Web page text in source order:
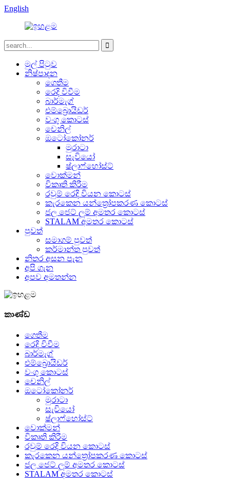
English
මුල් පිටුව
නිෂ්පාදන
ගෙතීම
රෙදි විවීම
බාර්මැග්
එම්බ්‍රොයිඩර්
වංගු කොටස්
චෙනිල්
ඔටෝකෝනර්
මුරාටා
සැවියෝ
ෂ්ලාෆ්හෝස්ට්
වොක්මන්
විකෘති කිරීම
රවුම් රෙදි වියන කොටස්
කැරකෙන යන්ත්‍රෝපකරණ කොටස්
ජල ජෙට් ලූම් අමතර කොටස්
STALAM අමතර කොටස්
පුවත්
සමාගම් පුවත්
කර්මාන්ත පුවත්
නිතර අසන පැන
අපි ගැන
අපව අමතන්න
කාණ්ඩ
ගෙතීම
රෙදි විවීම
බාර්මැග්
එම්බ්‍රොයිඩර්
වංගු කොටස්
චෙනිල්
ඔටෝකෝනර්
මුරාටා
සැවියෝ
ෂ්ලාෆ්හෝස්ට්
වොක්මන්
විකෘති කිරීම
රවුම් රෙදි වියන කොටස්
කැරකෙන යන්ත්‍රෝපකරණ කොටස්
ජල ජෙට් ලූම් අමතර කොටස්
STALAM අමතර කොටස්